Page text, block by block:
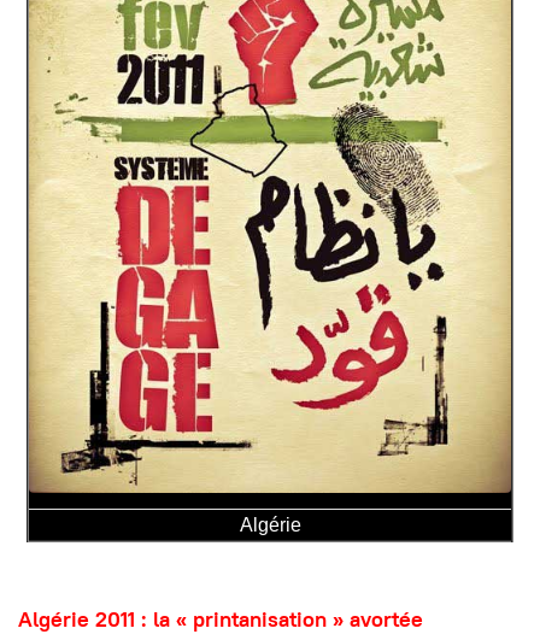
Algérie
Algérie 2011 : la « printanisation » avortée